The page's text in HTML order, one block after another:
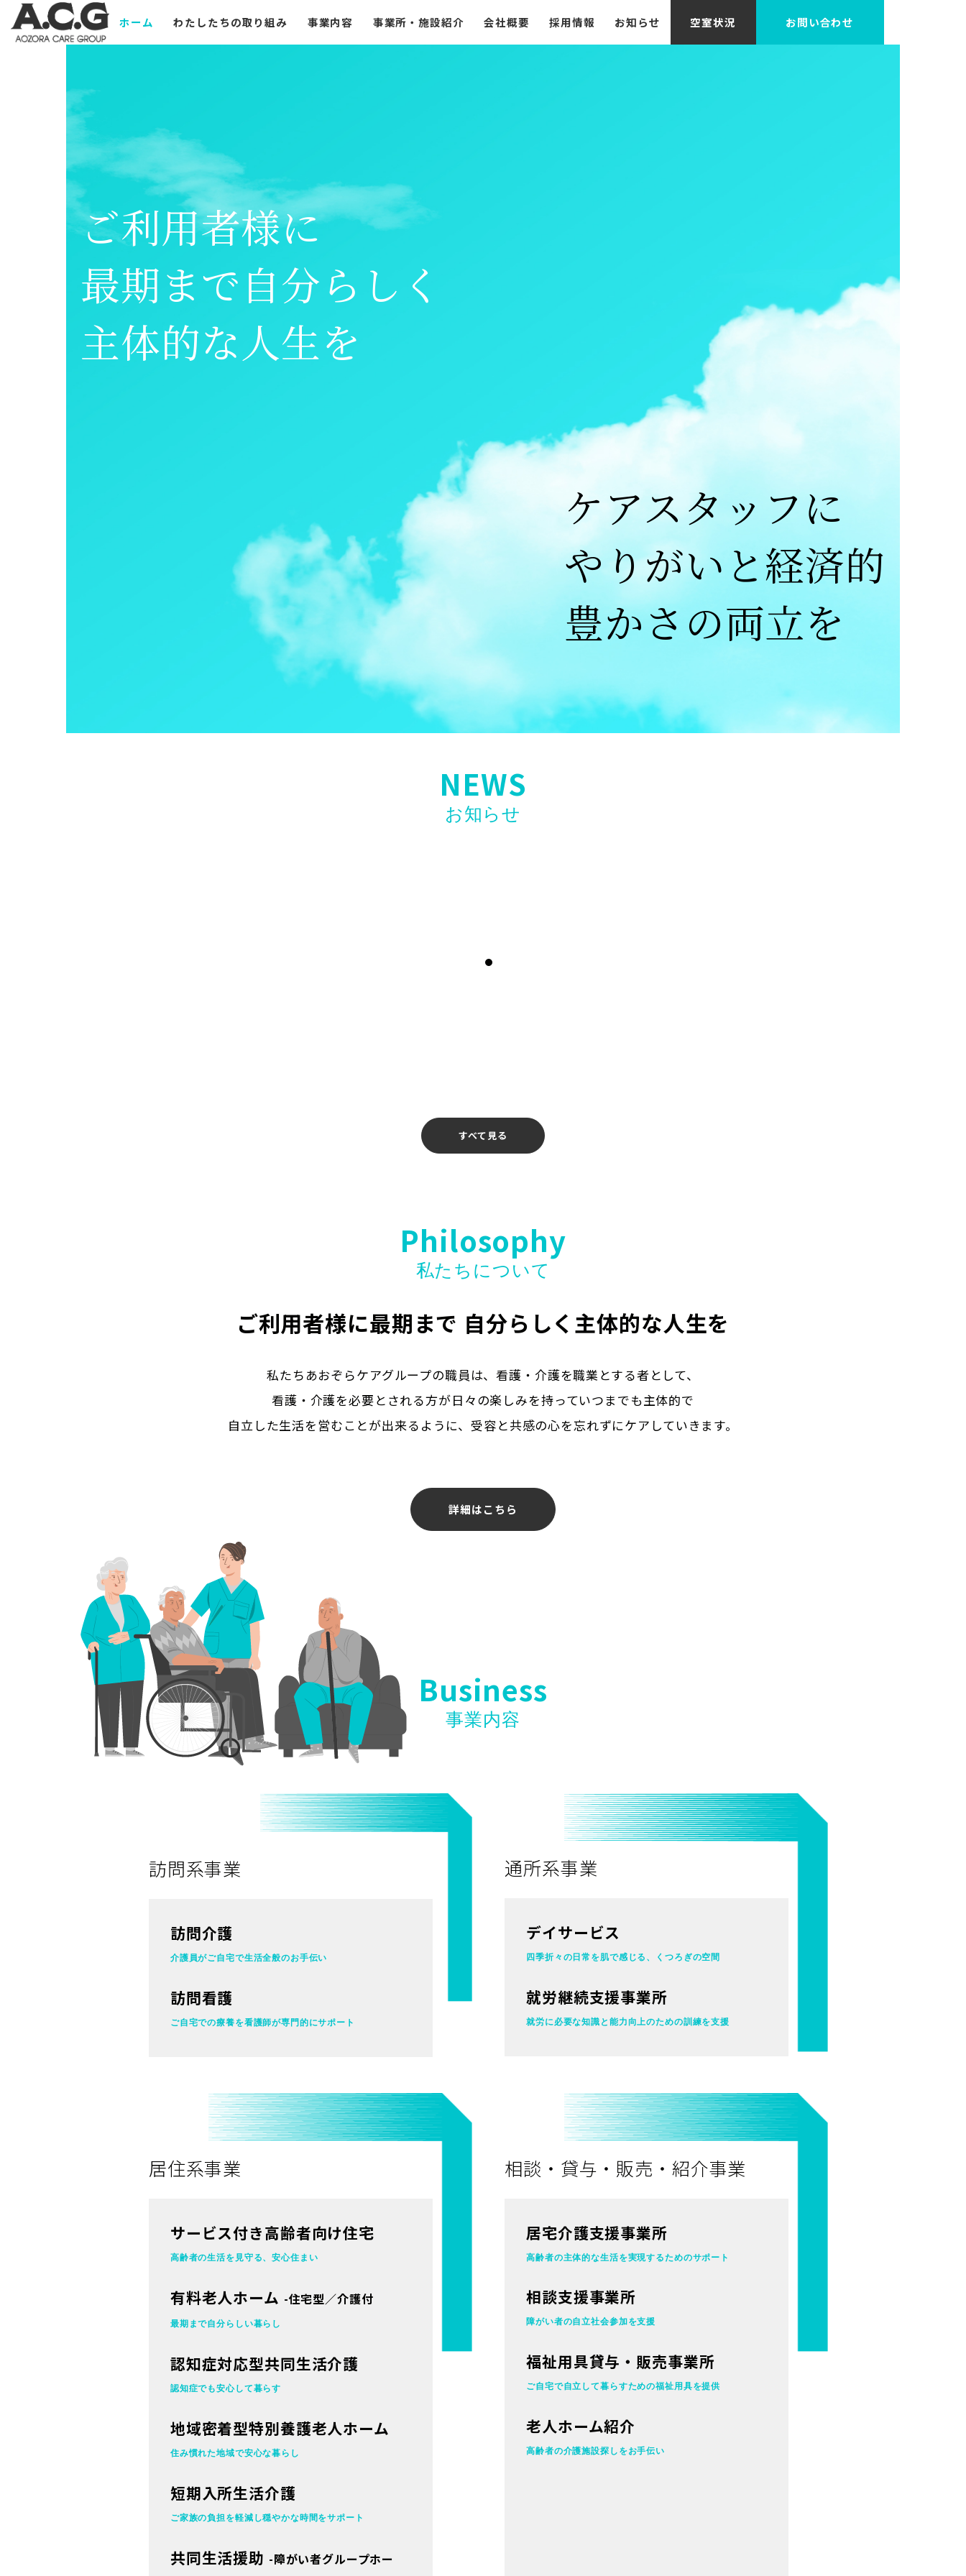
ホーム わたしたちの取り組み 事業内容 事業所・施設紹介 会社概要 採用情報 お知らせ 空室状況 お問い合わせ
Skip
to
ご利用者様に
最期まで自分らしく
主体的な人生を
ケアスタッフに
やりがいと経済的
豊かさの両立を
NEWS
お知らせ
【求人情報】訪問看護スタッフ「入社お祝い金制度」開始のお知らせ
すべて見る
Philosophy
私たちについて
ご利用者様に最期まで 自分らしく主体的な人生を
私たちあおぞらケアグループの職員は、看護・介護を職業とする者として、
看護・介護を必要とされる方が日々の楽しみを持っていつまでも主体的で
自立した生活を営むことが出来るように、受容と共感の心を忘れずにケアしていきます。
詳細はこちら
Business
事業内容
訪問系事業
訪問介護
介護員がご自宅で生活全般のお手伝い
訪問看護
ご自宅での療養を看護師が専門的にサポート
通所系事業
デイサービス
四季折々の日常を肌で感じる、くつろぎの空間
就労継続支援事業所
就労に必要な知識と能力向上のための訓練を支援
居住系事業
サービス付き高齢者向け住宅
高齢者の生活を見守る、安心住まい
有料老人ホーム -住宅型／介護付
最期まで自分らしい暮らし
認知症対応型共同生活介護
認知症でも安心して暮らす
地域密着型特別養護老人ホーム
住み慣れた地域で安心な暮らし
短期入所生活介護
ご家族の負担を軽減し穏やかな時間をサポート
共同生活援助 -障がい者グループホー
相談・貸与・販売・紹介事業
居宅介護支援事業所
高齢者の主体的な生活を実現するためのサポート
相談支援事業所
障がい者の自立社会参加を支援
福祉用具貸与・販売事業所
ご自宅で自立して暮らすための福祉用具を提供
老人ホーム紹介
高齢者の介護施設探しをお手伝い